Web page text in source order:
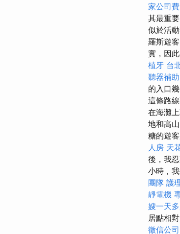
家公司
其最重
似於活
羅斯遊客
實，因
植牙 台
聽器補助
的入口
這條路
在海灘上
地和高
糖的遊
人房 天
後，我
小時，
團隊 護
靜電機
嫂一天
居點相
徵信公司